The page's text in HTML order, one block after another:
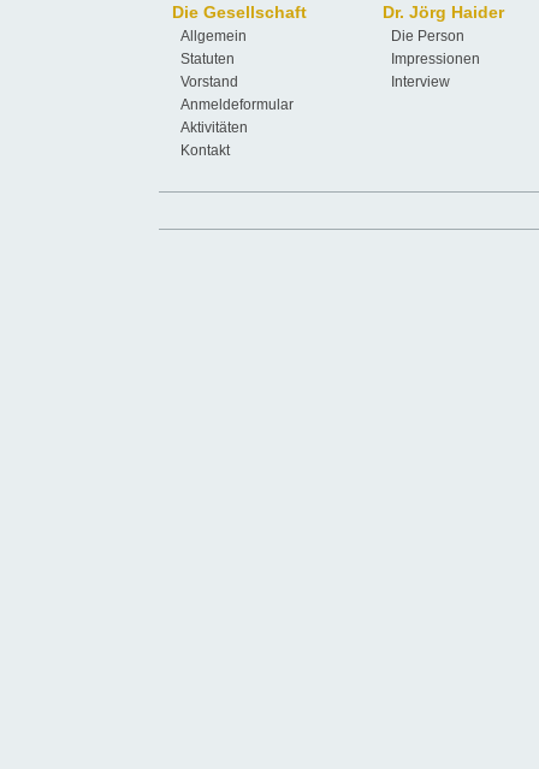
Die Gesellschaft
Allgemein
Statuten
Vorstand
Anmeldeformular
Aktivitäten
Kontakt
Dr. Jörg Haider
Die Person
Impressionen
Interview